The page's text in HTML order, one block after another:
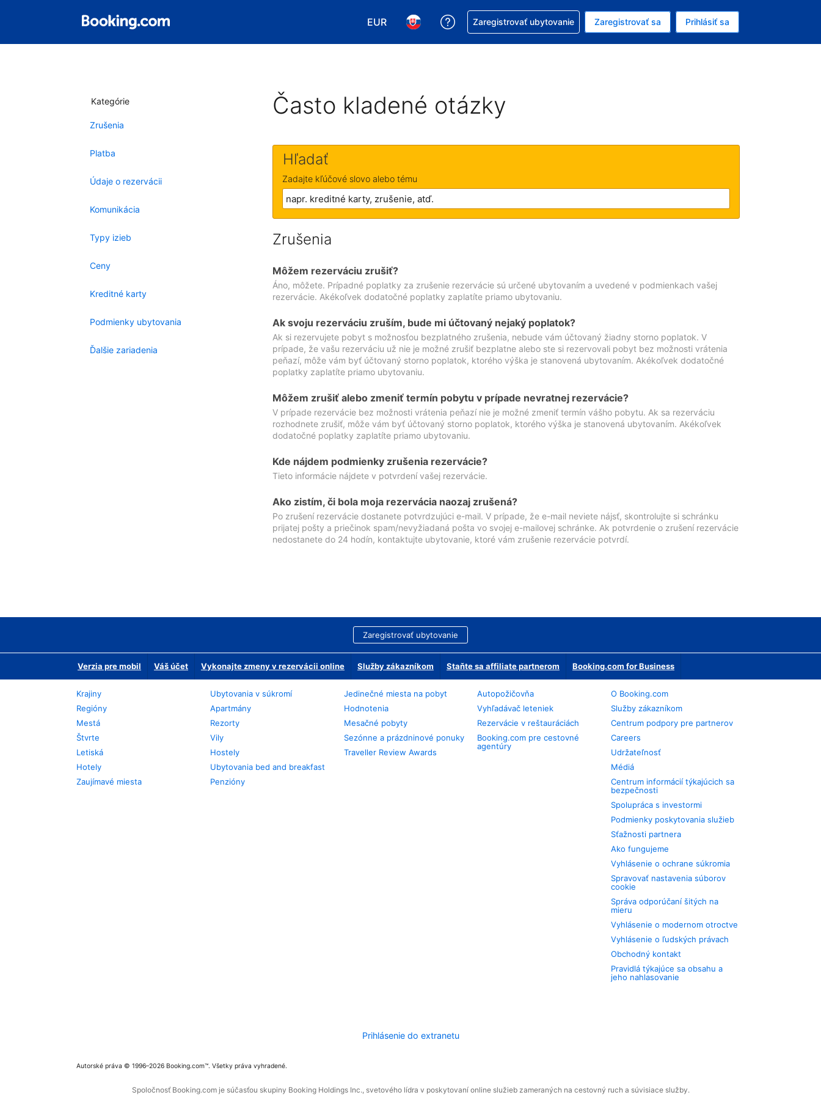
EUR
Vybrať menu. Momentálne máte zvolenú menu EUR
Vybrať jazyk. Momentálne máte zvolený jazyk V slovenčine
Získajte pomoc s rezerváciou
Zaregistrovať ubytovanie Zaregistrovať sa Prihlásiť sa
Kategórie
Zrušenia
Platba
Údaje o rezervácii
Komunikácia
Typy izieb
Ceny
Kreditné karty
Podmienky ubytovania
Ďalšie zariadenia
Často kladené otázky
Hľadať
Zadajte kľúčové slovo alebo tému
Zrušenia
Môžem rezerváciu zrušiť?
Áno, môžete. Prípadné poplatky za zrušenie rezervácie sú určené ubytovaním a uvedené v podmienkach vašej
rezervácie. Akékoľvek dodatočné poplatky zaplatíte priamo ubytovaniu.
Ak svoju rezerváciu zruším, bude mi účtovaný nejaký poplatok?
Ak si rezervujete pobyt s možnosťou bezplatného zrušenia, nebude vám účtovaný žiadny storno poplatok. V
prípade, že vašu rezerváciu už nie je možné zrušiť bezplatne alebo ste si rezervovali pobyt bez možnosti vrátenia
peňazí, môže vám byť účtovaný storno poplatok, ktorého výška je stanovená ubytovaním. Akékoľvek dodatočné
poplatky zaplatíte priamo ubytovaniu.
Môžem zrušiť alebo zmeniť termín pobytu v prípade nevratnej rezervácie?
V prípade rezervácie bez možnosti vrátenia peňazí nie je možné zmeniť termín vášho pobytu. Ak sa rezerváciu
rozhodnete zrušiť, môže vám byť účtovaný storno poplatok, ktorého výška je stanovená ubytovaním. Akékoľvek
dodatočné poplatky zaplatíte priamo ubytovaniu.
Kde nájdem podmienky zrušenia rezervácie?
Tieto informácie nájdete v potvrdení vašej rezervácie.
Ako zistím, či bola moja rezervácia naozaj zrušená?
Po zrušení rezervácie dostanete potvrdzujúci e-mail. V prípade, že e-mail neviete nájsť, skontrolujte si schránku
prijatej pošty a priečinok spam/nevyžiadaná pošta vo svojej e-mailovej schránke. Ak potvrdenie o zrušení rezervácie
nedostanete do 24 hodín, kontaktujte ubytovanie, ktoré vám zrušenie rezervácie potvrdí.
Zaregistrovať ubytovanie
Verzia pre mobil Váš účet Vykonajte zmeny v rezervácii online Služby zákazníkom Staňte sa affiliate partnerom Booking.com for Business
Krajiny
Regióny
Mestá
Štvrte
Letiská
Hotely
Zaujímavé miesta
Ubytovania v súkromí
Apartmány
Rezorty
Vily
Hostely
Ubytovania bed and breakfast
Penzióny
Jedinečné miesta na pobyt
Hodnotenia
Mesačné pobyty
Sezónne a prázdninové ponuky
Traveller Review Awards
Autopožičovňa
Vyhľadávač leteniek
Rezervácie v reštauráciách
Booking.com pre cestovné
agentúry
O Booking.com
Služby zákazníkom
Centrum podpory pre partnerov
Careers
Udržateľnosť
Médiá
Centrum informácií týkajúcich sa
bezpečnosti
Spolupráca s investormi
Podmienky poskytovania služieb
Sťažnosti partnera
Ako fungujeme
Vyhlásenie o ochrane súkromia
Spravovať nastavenia súborov
cookie
Správa odporúčaní šitých na
mieru
Vyhlásenie o modernom otroctve
Vyhlásenie o ľudských právach
Obchodný kontakt
Pravidlá týkajúce sa obsahu a
jeho nahlasovanie
Prihlásenie do extranetu
Autorské práva © 1996–2026 Booking.com™. Všetky práva vyhradené.
Spoločnosť Booking.com je súčasťou skupiny Booking Holdings Inc., svetového lídra v poskytovaní online služieb zameraných na cestovný ruch a súvisiace služby.